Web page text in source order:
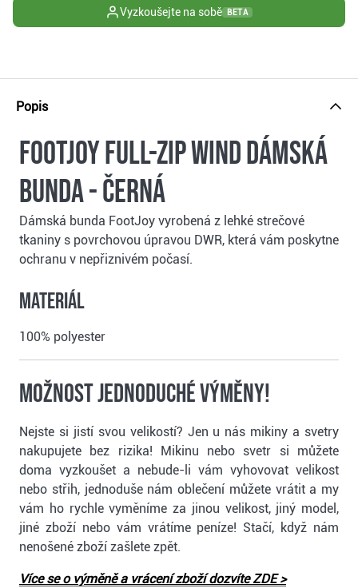
Vyzkoušejte na sobě BETA
Popis
FootJoy Full-Zip Wind dámská
bunda - černá
Dámská bunda FootJoy vyrobená z lehké strečové
tkaniny s povrchovou úpravou DWR, která vám poskytne
ochranu v nepřiznivém počasí.
Materiál
100% polyester
Možnost jednoduché výměny!
Nejste si jistí svou velikostí? Jen u nás mikiny a svetry
nakupujete bez rizika! Mikinu nebo svetr si můžete
doma vyzkoušet a nebude-li vám vyhovovat velikost
nebo střih, jednoduše nám oblečení můžete vrátit a my
vám ho rychle vyměníme za jinou velikost, jiný model,
jiné zboží nebo vám vrátíme peníze! Stačí, když nám
nenošené zboží zašlete zpět.
Více se o výměně a vrácení zboží dozvíte ZDE >